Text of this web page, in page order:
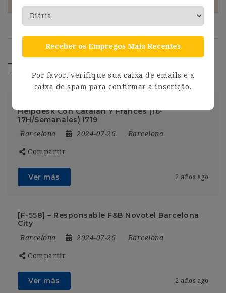
Trabajos Relacionados
Helpdesk Con Catalán Y Francés (16-
17H/Semanales) I719
Barcelona 2024-07-26 Barcelona
Compartir
Ver más 2 años ago
[F-558] – Responsable F&B Novotel Barcelona
City
Barcelona 2024-07-26 Barcelona
Compartir
Ver más 2 años ago
Receber os Empregos Mais Recentes
Por favor, verifique sua caixa de emails e a
caixa de spam para confirmar a inscrição.